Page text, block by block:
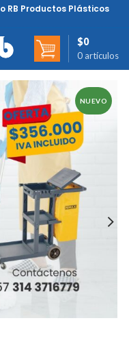
RB Productos Plásticos
0 artículos
$0
NUEVO